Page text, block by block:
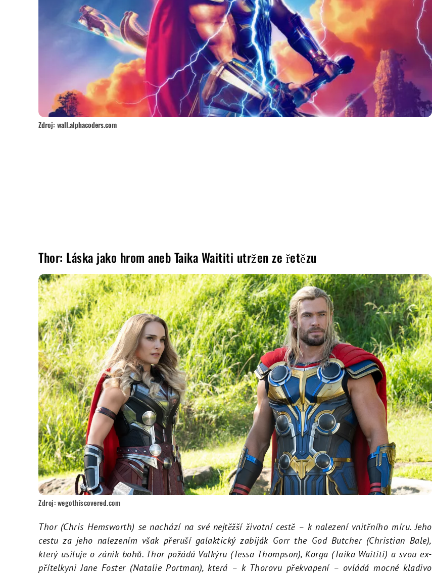
Zdroj: wall.alphacoders.com
Thor: Láska jako hrom aneb Taika Waititi utržen ze řetězu
Zdroj: wegothiscovered.com
Thor (Chris Hemsworth) se nachází na své nejtěžší životní cestě – k nalezení vnitřního míru. Jeho
cestu za jeho nalezením však přeruší galaktický zabiják Gorr the God Butcher (Christian Bale),
který usiluje o zánik bohů. Thor požádá Valkýru (Tessa Thompson), Korga (Taika Waititi) a svou ex-
přítelkyni Jane Foster (Natalie Portman), která – k Thorovu překvapení – ovládá mocné kladivo